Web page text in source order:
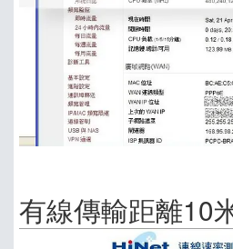
有線傳輸距離10